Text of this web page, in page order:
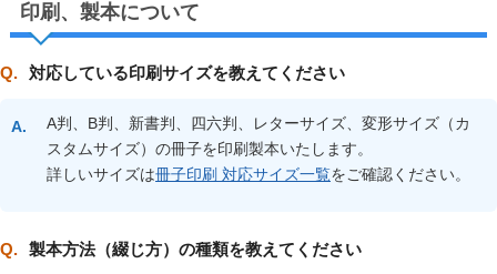
印刷、製本について
対応している印刷サイズを教えてください
A判、B判、新書判、四六判、レターサイズ、変形サイズ（カ
スタムサイズ）の冊子を印刷製本いたします。
詳しいサイズは冊子印刷 対応サイズ一覧をご確認ください。
製本方法（綴じ方）の種類を教えてください